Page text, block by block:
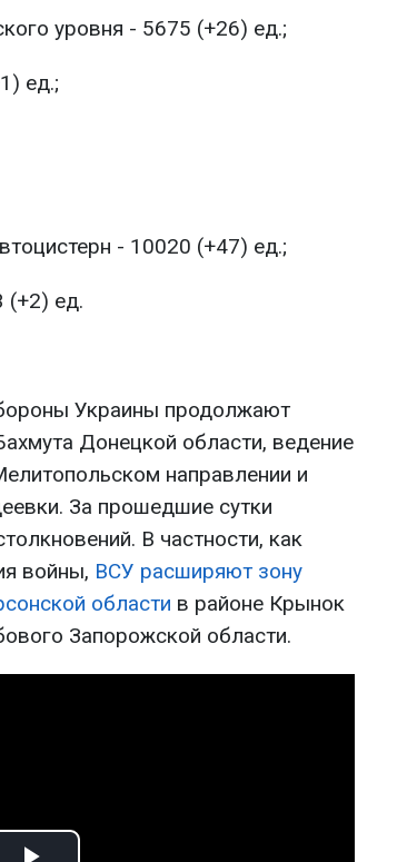
уровня - 5675 (+26) ед.;
ед.;
- 10020 (+47) ед.;
(+2) ед.
Украины продолжают
Донецкой области, ведение
направлении и
За прошедшие сутки
В частности, как
войны, ВСУ расширяют зону
области в районе Крынок
Запорожской области.